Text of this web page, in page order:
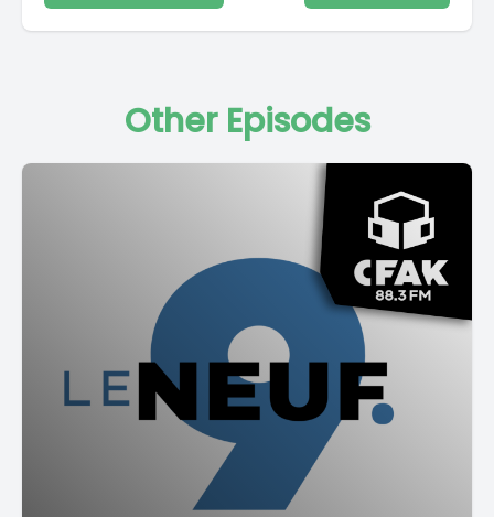
Other Episodes